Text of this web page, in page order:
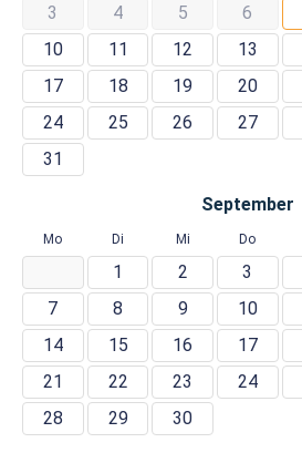
3
4 5 6
10
11 12 13
17
18 19 20
24
25 26 27
31
September
Mo Di Mi Do
1 2 3
7
8 9 10
14
15 16 17
21
22 23 24
28
29 30